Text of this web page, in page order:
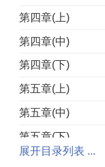
第四章(上)
第四章(中)
第四章(下)
第五章(上)
第五章(中)
第五章(下)
第六章(上)
展开目录列表 ...